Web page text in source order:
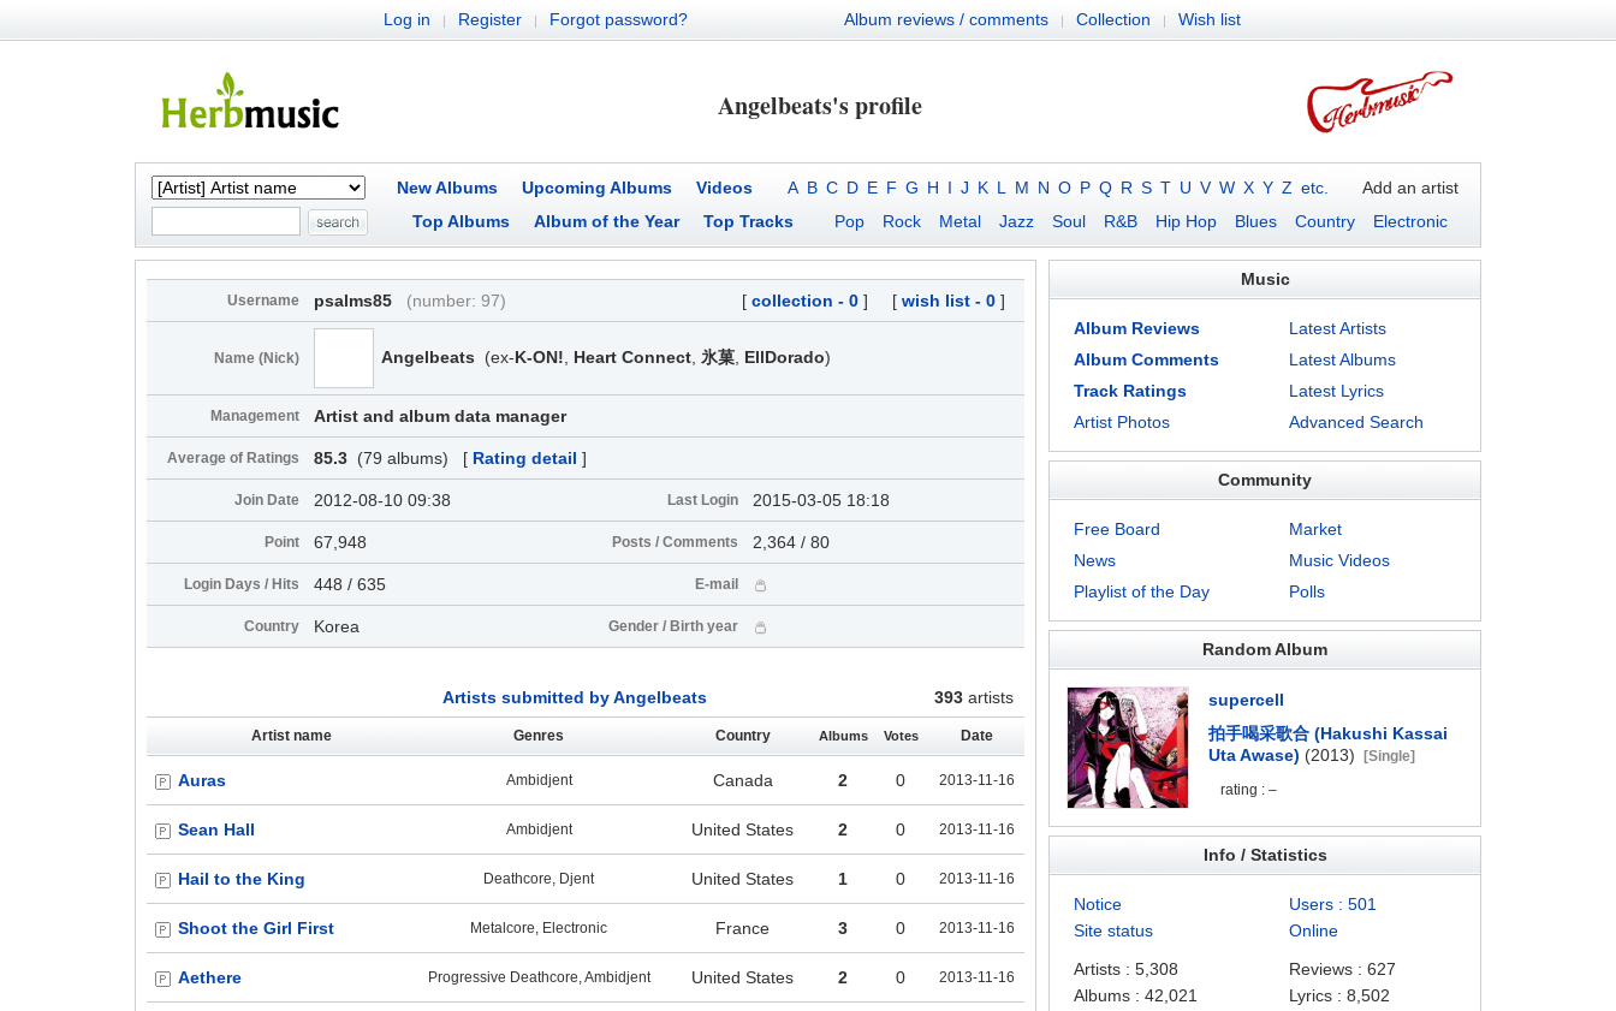
Log in | Register | Forgot password? Album reviews / comments | Collection | Wish list
Angelbeats's profile
New Albums Upcoming Albums Videos A B C D E F G H I J K L M N O P Q R S T U V W X Y Z etc.
Add an artist
Top Albums
Album of the Year Top Tracks Pop Rock Metal Jazz Soul R&B Hip Hop Blues Country Electronic
Username psalms85 (number: 97) [ collection - 0 ] [ wish list - 0 ]
Name (Nick) Angelbeats (ex-K-ON! Heart Connect 氷菓 EllDorado)
Management Artist and album data manager
Average of Ratings 85.3 (79 albums) [ Rating detail ]
Join Date 2012-08-10 09:38 Last Login 2015-03-05 18:18
Point 67,948 Posts / Comments 2,364 / 80
Login Days / Hits 448 / 635 E-mail
Country Korea Gender / Birth year
Artists submitted by Angelbeats 393 artists
Artist name Genres Country Albums Votes Date
Auras Ambidjent Canada 2 0 2013-11-16
Sean Hall Ambidjent United States 2 0 2013-11-16
Hail to the King Deathcore, Djent United States 1 0 2013-11-16
Shoot the Girl First Metalcore, Electronic France 3 0 2013-11-16
Aethere Progressive Deathcore, Ambidjent United States 2 0 2013-11-16
Music
Album Reviews
Album Comments
Track Ratings
Artist Photos
Latest Artists
Latest Albums
Latest Lyrics
Advanced Search
Community
Free Board
News
Playlist of the Day
Market
Music Videos
Polls
Random Album
supercell
拍手喝采歌合 (Hakushi Kassai
Uta Awase) (2013)
[Single]
rating : –
Info / Statistics
Notice
Site status
Users : 501
Online
Artists : 5,308
Albums : 42,021
Reviews : 627
Lyrics : 8,502